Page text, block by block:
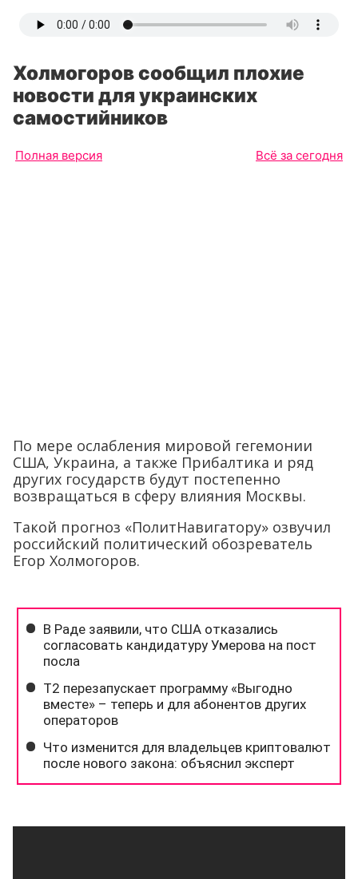
Холмогоров сообщил плохие
новости для украинских
самостийников
Полная версия Всё за сегодня
По мере ослабления мировой гегемонии
США, Украина, а также Прибалтика и ряд
других государств будут постепенно
возвращаться в сферу влияния Москвы.
Такой прогноз «ПолитНавигатору» озвучил
российский политический обозреватель
Егор Холмогоров.